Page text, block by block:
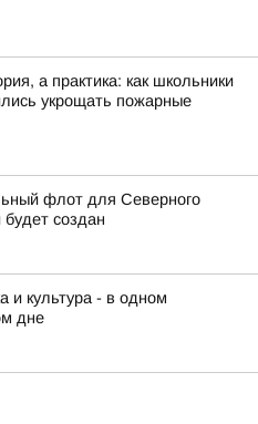
а практика: как школьники
укрощать пожарные
флот для Северного
будет создан
и культура - в одном
дне